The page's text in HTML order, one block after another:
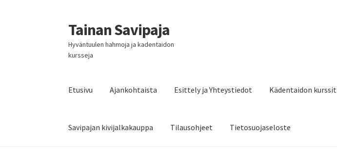
Siirry
navigointiin
Siirry
sisältöön
Tainan Savipaja
Hyväntuulen hahmoja ja kadentaidon
kursseja
Etusivu Ajankohtaista Esittely ja Yhteystiedot Kädentaidon kurssit
Savipajan kivijalkakauppa Tilausohjeet Tietosuojaseloste